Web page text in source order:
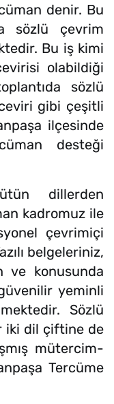
denir. Bu
sözlü çevrim
Bu iş kimi
olabildiği
sözlü
gibi çeşitli
ilçesinde
desteği
dillerden
kadromuz ile
çevrimiçi
belgeleriniz,
konusunda
yeminli
Sözlü
iki dil çiftine de
mütercim-
Tercüme